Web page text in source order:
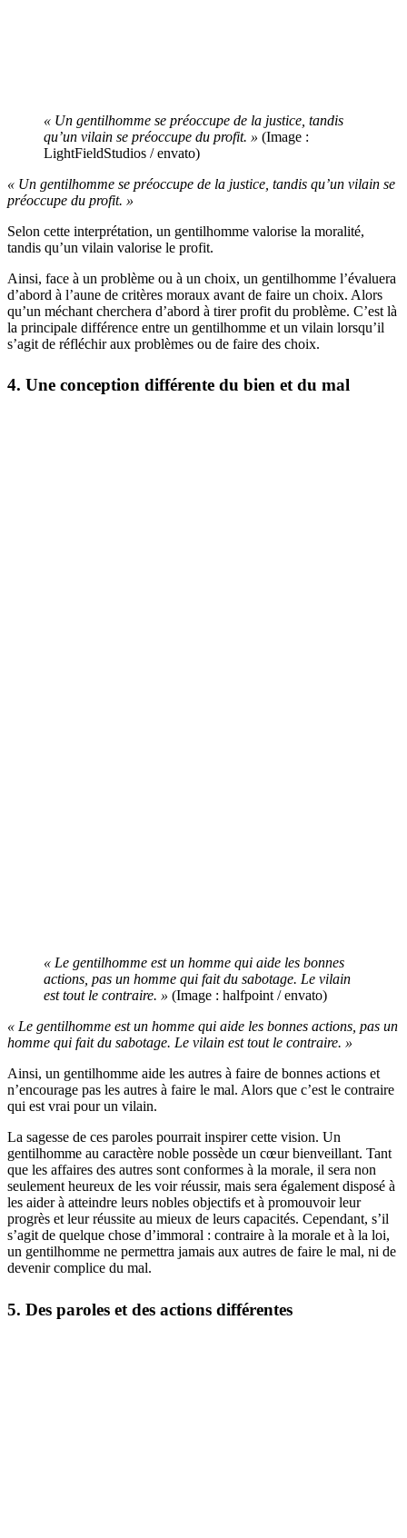
« Un gentilhomme se préoccupe de la justice, tandis
qu’un vilain se préoccupe du profit. » (Image :
LightFieldStudios / envato)
« Un gentilhomme se préoccupe de la justice, tandis qu’un vilain se
préoccupe du profit. »
Selon cette interprétation, un gentilhomme valorise la moralité,
tandis qu’un vilain valorise le profit.
Ainsi, face à un problème ou à un choix, un gentilhomme l’évaluera
d’abord à l’aune de critères moraux avant de faire un choix. Alors
qu’un méchant cherchera d’abord à tirer profit du problème. C’est là
la principale différence entre un gentilhomme et un vilain lorsqu’il
s’agit de réfléchir aux problèmes ou de faire des choix.
4. Une conception différente du bien et du mal
« Le gentilhomme est un homme qui aide les bonnes
actions, pas un homme qui fait du sabotage. Le vilain
est tout le contraire. » (Image : halfpoint / envato)
« Le gentilhomme est un homme qui aide les bonnes actions, pas un
homme qui fait du sabotage. Le vilain est tout le contraire. »
Ainsi, un gentilhomme aide les autres à faire de bonnes actions et
n’encourage pas les autres à faire le mal. Alors que c’est le contraire
qui est vrai pour un vilain.
La sagesse de ces paroles pourrait inspirer cette vision. Un
gentilhomme au caractère noble possède un cœur bienveillant. Tant
que les affaires des autres sont conformes à la morale, il sera non
seulement heureux de les voir réussir, mais sera également disposé à
les aider à atteindre leurs nobles objectifs et à promouvoir leur
progrès et leur réussite au mieux de leurs capacités. Cependant, s’il
s’agit de quelque chose d’immoral : contraire à la morale et à la loi,
un gentilhomme ne permettra jamais aux autres de faire le mal, ni de
devenir complice du mal.
5. Des paroles et des actions différentes